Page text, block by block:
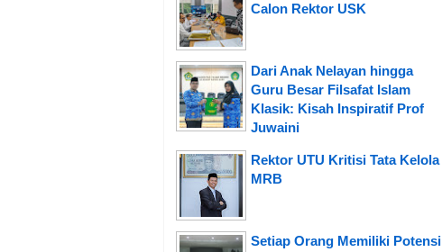
Calon Rektor USK
Dari Anak Nelayan hingga
Guru Besar Filsafat Islam
Klasik: Kisah Inspiratif Prof
Juwaini
Rektor UTU Kritisi Tata Kelola
MRB
Setiap Orang Memiliki Potensi